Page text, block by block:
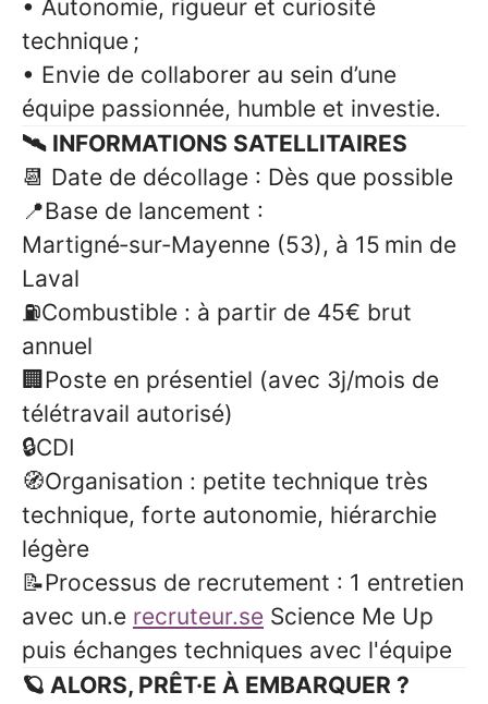
• Autonomie, rigueur et curiosité
technique ;
• Envie de collaborer au sein d’une
équipe passionnée, humble et investie.
🛰️ INFORMATIONS SATELLITAIRES
📆 Date de décollage : Dès que possible
📍Base de lancement :
Martigné‑sur‑Mayenne (53), à 15 min de
Laval
⛽Combustible : à partir de 45€ brut
annuel
🏢Poste en présentiel (avec 3j/mois de
télétravail autorisé)
🔒CDI
🧭Organisation : petite technique très
technique, forte autonomie, hiérarchie
légère
📝Processus de recrutement : 1 entretien
avec un.e recruteur.se Science Me Up
puis échanges techniques avec l'équipe
🪐 ALORS, PRÊT·E À EMBARQUER ?